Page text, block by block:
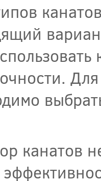
канатов